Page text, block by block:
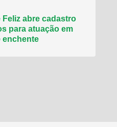
Feliz abre cadastro
para atuação em
enchente